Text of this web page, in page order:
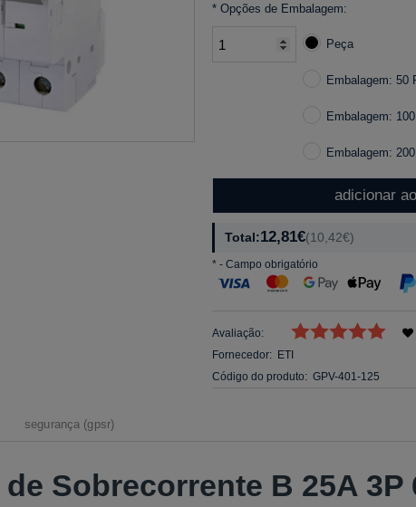
*Opções de Embalagem:
Peça
Embalagem: 50
Embalagem:
Embalagem:
adicionar
Total:12,81€(10,42€)
*- Campo obrigatório
Avaliação:
Fornecedor: ETI
Código do produto: GPV-401-125
segurança (gpsr)
Sobrecorrente B 25A 3P